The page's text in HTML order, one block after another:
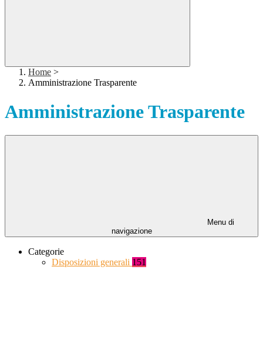
Home >
Amministrazione Trasparente
Amministrazione Trasparente
Menu di
navigazione
Categorie
Disposizioni generali 151